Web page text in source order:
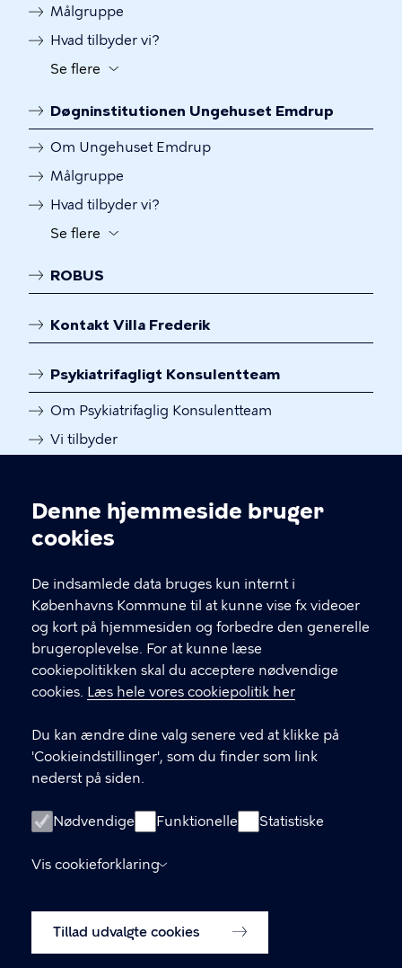
Cookieindstillinger
Denne hjemmeside bruger
cookies
De indsamlede data bruges kun internt i
Københavns Kommune til at kunne vise fx videoer
og kort på hjemmesiden og forbedre den generelle
brugeroplevelse. For at kunne læse
cookiepolitikken skal du acceptere nødvendige
cookies. Læs hele vores cookiepolitik her
Du kan ændre dine valg senere ved at klikke på
'Cookieindstillinger', som du finder som link
nederst på siden.
Nødvendige Funktionelle Statistiske
Vis cookieforklaring
Tillad udvalgte cookies
til
og
menulinks
Målgruppe
Hvad tilbyder vi?
Se flere Knap
at
slå
synligheden
til
og
Døgninstitutionen Ungehuset Emdrup
Om Ungehuset Emdrup
Målgruppe
Hvad tilbyder vi?
Se flere Knap
slå
synligheden
til
fra
for
menulinks
ROBUS
Kontakt Villa Frederik
Psykiatrifagligt Konsulentteam
Om Psykiatrifaglig Konsulentteam
Vi tilbyder
til
at
synligheden
til
og
fra
for
yderligere
Center for Børn og Unge
KONTAKT
CVR-nummer: 64942212 EAN nr.:
Kontakt os